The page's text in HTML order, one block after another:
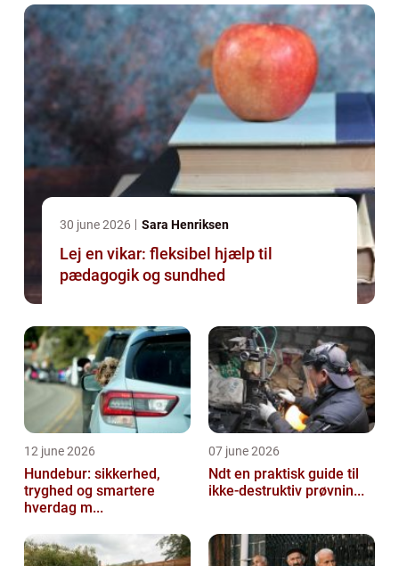
30 june 2026 Sara Henriksen
Lej en vikar: fleksibel hjælp til
pædagogik og sundhed
12 june 2026
Hundebur: sikkerhed,
tryghed og smartere
hverdag m...
07 june 2026
Ndt en praktisk guide til
ikke-destruktiv prøvnin...